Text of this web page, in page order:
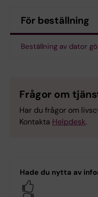
För beställning
Beställning av dator
Frågor om
Har du frågor om
Kontakta Helpdesk.
Hade du nytta av